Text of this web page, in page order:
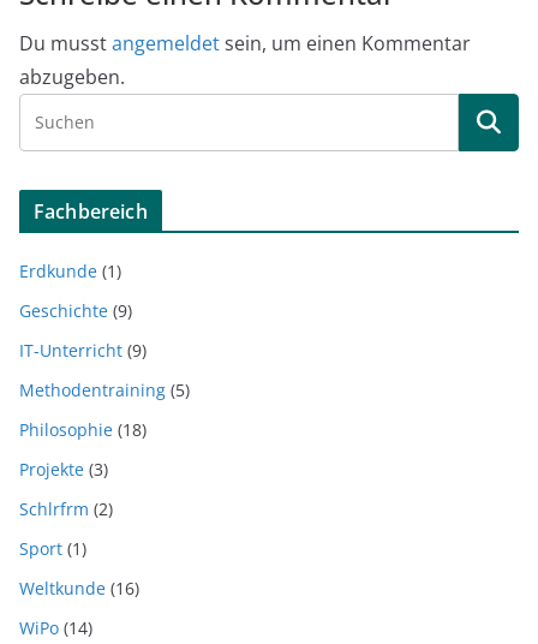
Du musstangemeldetsein, um einen Kommentar
abzugeben.
Fachbereich
Erdkunde (1)
Geschichte (9)
IT-Unterricht (9)
Methodentraining (5)
Philosophie (18)
Projekte (3)
Schlrfrm (2)
Sport (1)
Weltkunde (16)
WiPo (14)